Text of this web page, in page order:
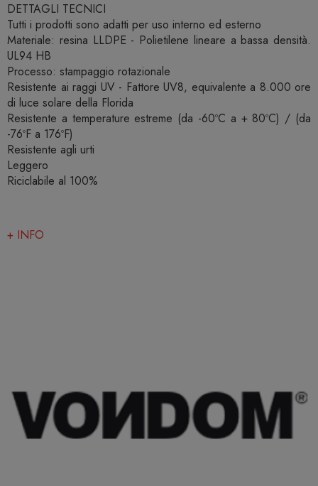
DETTAGLI TECNICI
Tutti i prodotti sono adatti per uso interno ed esterno
Materiale: resina LLDPE - Polietilene lineare a bassa densità.
UL94 HB
Processo: stampaggio rotazionale
Resistente ai raggi UV - Fattore UV8, equivalente a 8.000 ore
di luce solare della Florida
Resistente a temperature estreme (da -60ºC a + 80ºC) / (da
-76ºF a 176ºF)
Resistente agli urti
Leggero
Riciclabile al 100%
+ INFO